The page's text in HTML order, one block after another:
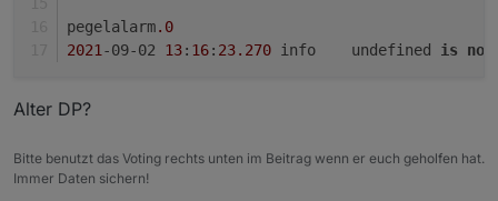
pegelalarm.0
2021-09-02 13: 16: 23.270
	info	undefined
is not
Alter DP?
Bitte benutzt das Voting rechts unten im Beitrag wenn er euch geholfen hat.
Immer Daten sichern!